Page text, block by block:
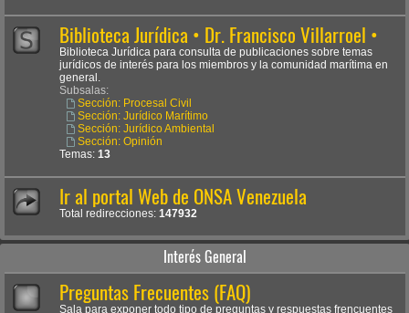
Biblioteca Jurídica • Dr. Francisco Villarroel •
Biblioteca Jurídica para consulta de publicaciones sobre temas
jurídicos de interés para los miembros y la comunidad marítima en
general.
Subsalas:
Sección: Procesal Civil
Sección: Jurídico Marítimo
Sección: Jurídico Ambiental
Sección: Opinión
Temas: 13
Ir al portal Web de ONSA Venezuela
Total redirecciones: 147932
Interés General
Preguntas Frecuentes (FAQ)
Sala para exponer todo tipo de preguntas y respuestas frencuentes